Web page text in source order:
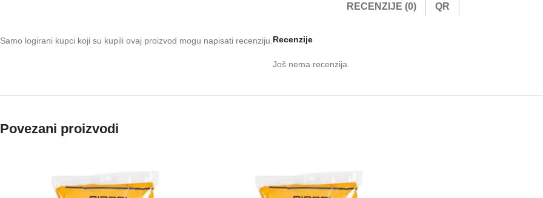
RECENZIJE (0) QR
Recenzije
Još nema recenzija.
Samo logirani kupci koji su kupili ovaj proizvod mogu napisati recenziju.
Povezani proizvodi